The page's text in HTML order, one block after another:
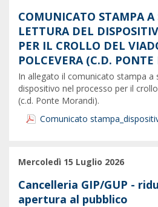
COMUNICATO STAMPA A
LETTURA DEL
PER IL CROLLO DEL
POLCEVERA (C.D.
In allegato il comunicato stampa a
dispositivo nel processo per il
(c.d. Ponte Morandi).
Comunicato
Mercoledì 15 Luglio 2026
Cancelleria GIP/GUP -
apertura al pubblico